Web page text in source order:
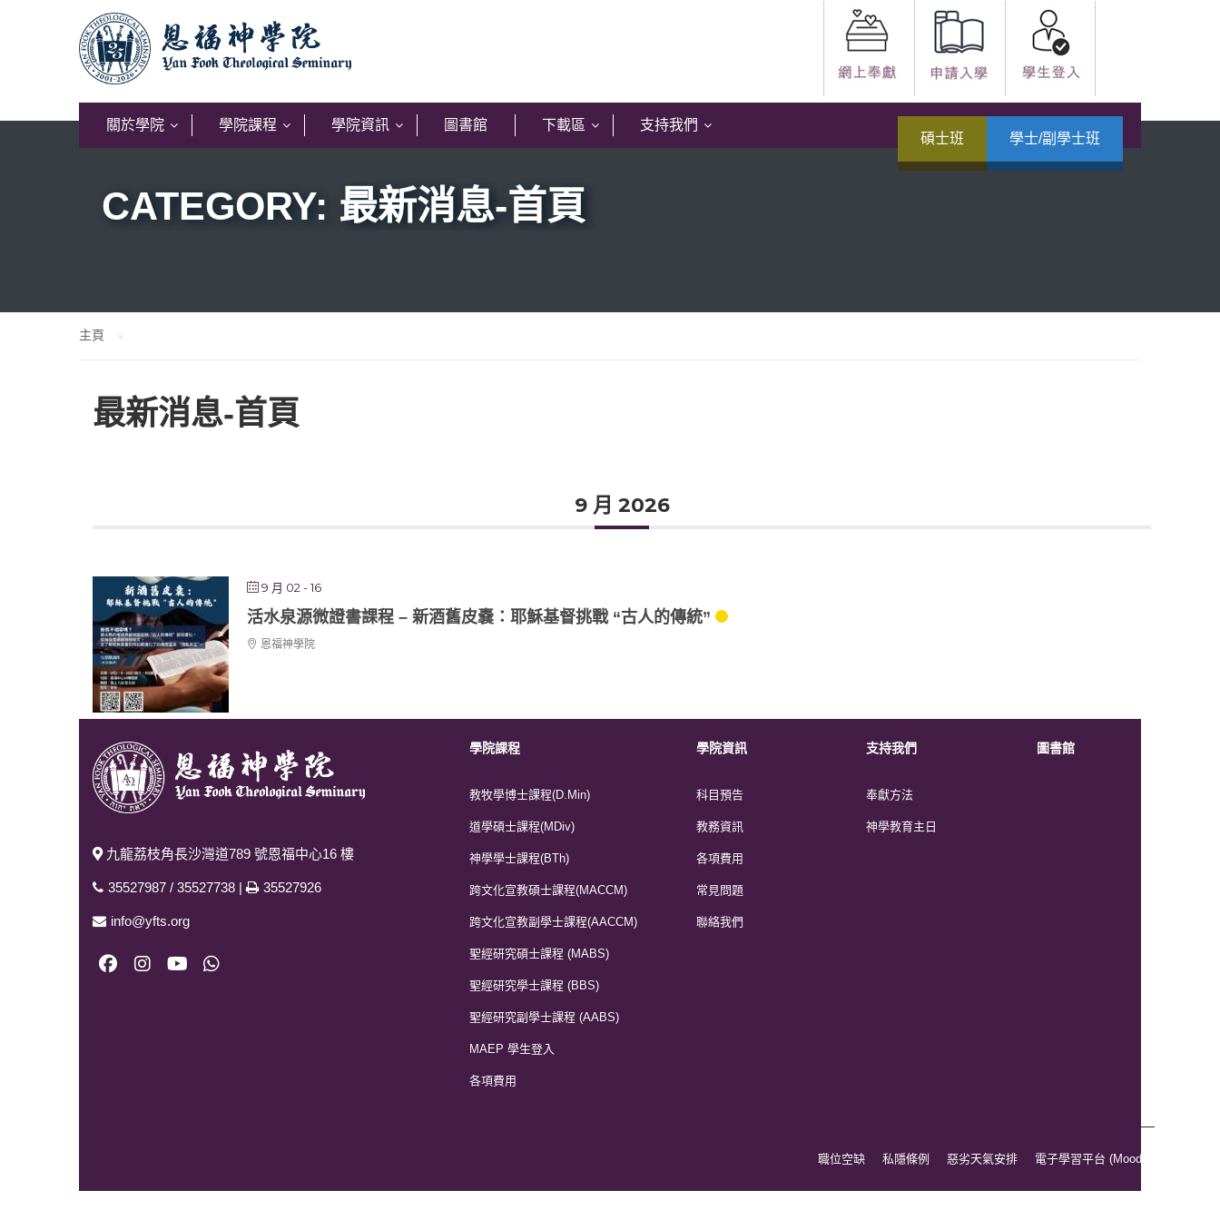
關於學院 學院課程 學院資訊 圖書館 下載區
支持我們
碩士班
學士/副學士班
CATEGORY: 最新消息-首頁
主頁
最新消息-首頁
9 月 2026
9 月 02 - 16
活水泉源微證書課程 – 新酒舊皮嚢：耶穌基督挑戰 “古人的傳統”
恩福神學院
九龍荔枝角長沙灣道789 號恩福中心16 樓
35527987 / 35527738 | 35527926
info@yfts.org
學院課程
教牧學博士課程(D.Min)
道學碩士課程(MDiv)
神學學士課程(BTh)
跨文化宣教碩士課程(MACCM)
跨文化宣教副學士課程(AACCM)
聖經研究碩士課程 (MABS)
聖經研究學士課程 (BBS)
聖經研究副學士課程 (AABS)
MAEP 學生登入
各項費用
學院資訊
科目預告
教務資訊
各項費用
常見問題
聯絡我們
支持我們
奉獻方法
神學教育主日
圖書館
職位空缺 私隱條例 惡劣天氣安排 電子學習平台 (Moodle)